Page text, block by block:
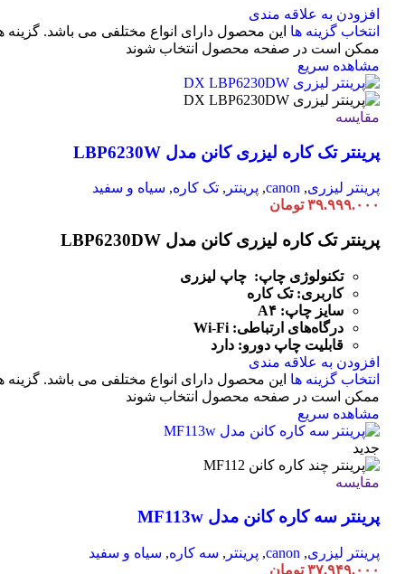
افزودن به علاقه مندی
انتخاب گزینه ها این محصول دارای انواع مختلفی می باشد. گزینه
ممکن است در صفحه محصول انتخاب شوند
مشاهده سریع
مقایسه
پرینتر تک کاره لیزری کانن مدل LBP6230W
پرینتر لیزری,
canon
, پرینتر , تک کاره, سیاه و سفید
۳۹.۹۹۹.۰۰۰ تومان
پرینتر تک کاره لیزری کانن مدل LBP6230DW
تکنولوژی چاپ: چاپ لیزری
کاربری: تک کاره
سایز چاپ: A۴
درگاه‌های ارتباطی:
Wi-Fi
قابلیت چاپ دورو: دارد
افزودن به علاقه مندی
انتخاب گزینه ها این محصول دارای انواع مختلفی می باشد. گزینه
ممکن است در صفحه محصول انتخاب شوند
مشاهده سریع
جدید
مقایسه
پرینتر سه کاره کانن مدل MF113w
پرینتر لیزری,
canon
, پرینتر , سه کاره, سیاه و سفید
۳۷.۹۴۹.۰۰۰ تومان